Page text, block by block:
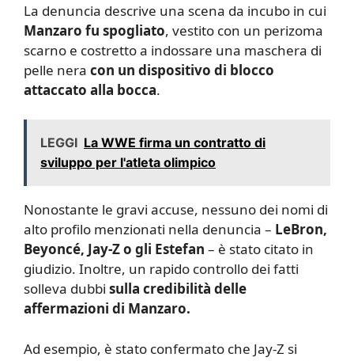
La denuncia descrive una scena da incubo in cui
Manzaro fu spogliato, vestito con un perizoma
scarno e costretto a indossare una maschera di
pelle nera con un dispositivo di blocco
attaccato alla bocca.
LEGGI La WWE firma un contratto di
sviluppo per l'atleta olimpico
Nonostante le gravi accuse, nessuno dei nomi di
alto profilo menzionati nella denuncia – LeBron,
Beyoncé, Jay-Z o gli Estefan – è stato citato in
giudizio. Inoltre, un rapido controllo dei fatti
solleva dubbi sulla credibilità delle
affermazioni di Manzaro.
Ad esempio, è stato confermato che Jay-Z si